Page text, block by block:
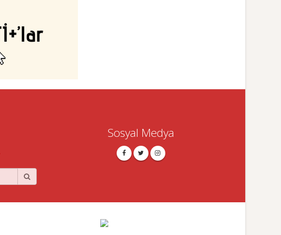
Sosyal Medya